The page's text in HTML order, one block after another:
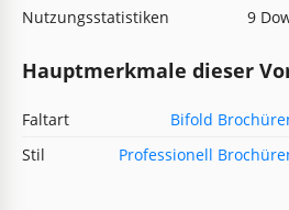
Nutzungsstatistiken
9
Hauptmerkmale dieser
Faltart
Bifold
Stil
Professionell